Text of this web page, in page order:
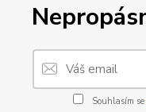
Souhlasím se